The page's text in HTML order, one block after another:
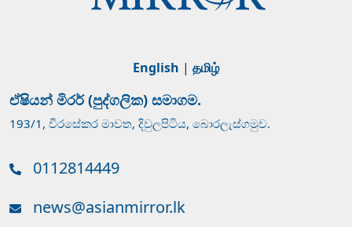
English | தமிழ்
ඒෂියන් මිරර් (පුද්ගලික) සමාගම.
193/1, වීරසේකර මාවත, දිවුලපිටිය, බොරලැස්ගමුව.
0112814449
news@asianmirror.lk